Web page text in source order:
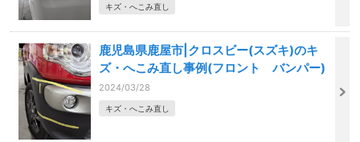
キズ・へこみ直し
鹿児島県鹿屋市|クロスビー(スズキ)のキ
ズ・へこみ直し事例(フロント バンパー)
2024/03/28
キズ・へこみ直し